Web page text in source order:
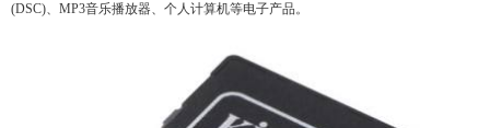
(DSC)、MP3音乐播放器、个人计算机等电子产品。